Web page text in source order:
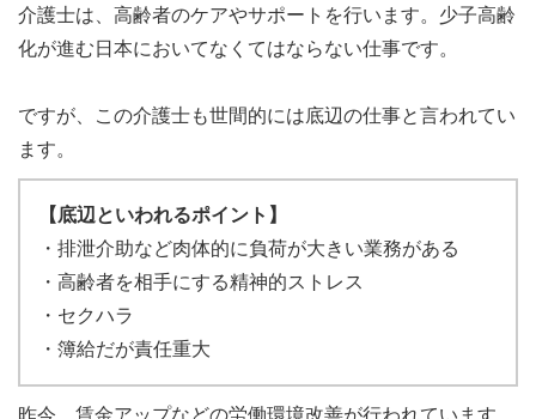
介護士は、高齢者のケアやサポートを行います。少子高齢
化が進む日本においてなくてはならない仕事です。
ですが、この介護士も世間的には底辺の仕事と言われてい
ます。
【底辺といわれるポイント】
・排泄介助など肉体的に負荷が大きい業務がある
・高齢者を相手にする精神的ストレス
・セクハラ
・簿給だが責任重大